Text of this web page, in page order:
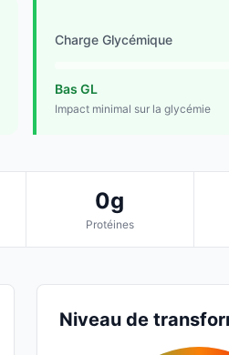
Charge Glycémique
Bas GL
Impact minimal sur la glycémie
0g
Protéines
Niveau de